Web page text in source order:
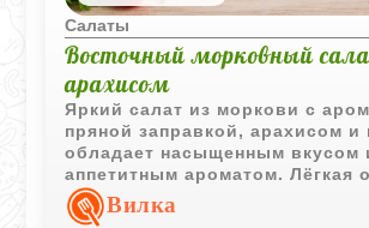
Салаты
Восточный морковный
арахисом
Яркий салат из моркови с
пряной заправкой, арахисом
обладает насыщенным вкусом
аппетитным ароматом. Лёгкая
цитрусовые нотки делают его
интересным дополнением к
Вилка